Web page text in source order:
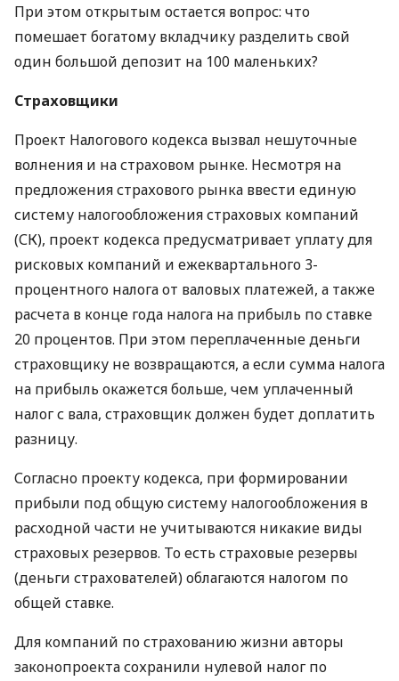
При этом открытым остается вопрос: что
помешает богатому вкладчику разделить свой
один большой депозит на 100 маленьких?
Страховщики
Проект Налогового кодекса вызвал нешуточные
волнения и на страховом рынке. Несмотря на
предложения страхового рынка ввести единую
систему налогообложения страховых компаний
(СК), проект кодекса предусматривает уплату для
рисковых компаний и ежеквартального 3-
процентного налога от валовых платежей, а также
расчета в конце года налога на прибыль по ставке
20 процентов. При этом переплаченные деньги
страховщику не возвращаются, а если сумма налога
на прибыль окажется больше, чем уплаченный
налог с вала, страховщик должен будет доплатить
разницу.
Согласно проекту кодекса, при формировании
прибыли под общую систему налогообложения в
расходной части не учитываются никакие виды
страховых резервов. То есть страховые резервы
(деньги страхователей) облагаются налогом по
общей ставке.
Для компаний по страхованию жизни авторы
законопроекта сохранили нулевой налог по